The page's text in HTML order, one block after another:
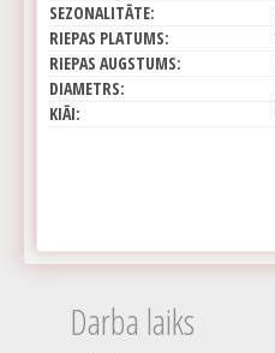
SEZONALITĀTE:
RIEPAS PLATUMS:
RIEPAS AUGSTUMS:
DIAMETRS:
KIĀI:
Darba laiks